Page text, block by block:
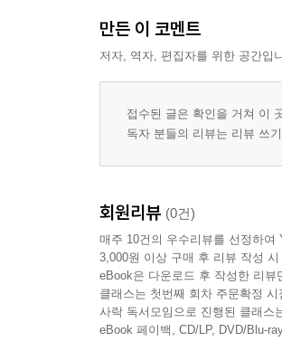
만든 이 코멘트
저자, 역자, 편집자를 위한 공간입
접수된 글은 확인을 거쳐 이
독자 분들의 리뷰는 리뷰 쓰
회원리뷰 (0건)
매주 10건의 우수리뷰를 선정하
3,000원 이상 구매 후 리뷰 작성 시
eBook은 다운로드 후 작성한 리
클래스는 첫번째 회차 주문확정
사락 독서모임으로 진행된 클래스
eBook 페이백, CD/LP, DVD/Blu-